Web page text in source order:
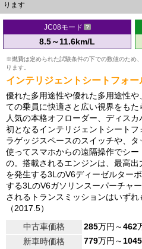
ります
JC08モード
8.5～11.6km/L
※燃費は定められた試験条件の下での数値のため
ります。
インテリジェントシートフォー
優れた多用途性や優れた多用途性
ての乗員に快適さと広い視界をもた
人気の本格オフローダー、ディス
初となるインテリジェントシートフ
ラゲッジスペースのスイッチや、
使ってスマホからの遠隔操作でシ
の。搭載されるエンジンは、最高
を発生する3LのV6ディーゼルター
する3LのV6ガソリンスーパーチャ
されるトランスミッションはいず
（2017.5）
中古車価格
285万円～462
新車時価格
779万円～1045